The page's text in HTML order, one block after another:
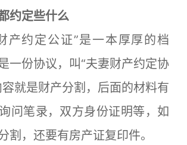
约定些什么
约定公证”是一本厚厚的档
一份协议，叫“夫妻财产约定协
容就是财产分割，后面的材料有
问笔录，双方身份证明等，如
割，还要有房产证复印件。